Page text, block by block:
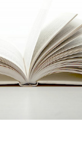
MITGLIEDER­VERZEICHNIS
SERVICE
KONTAKT